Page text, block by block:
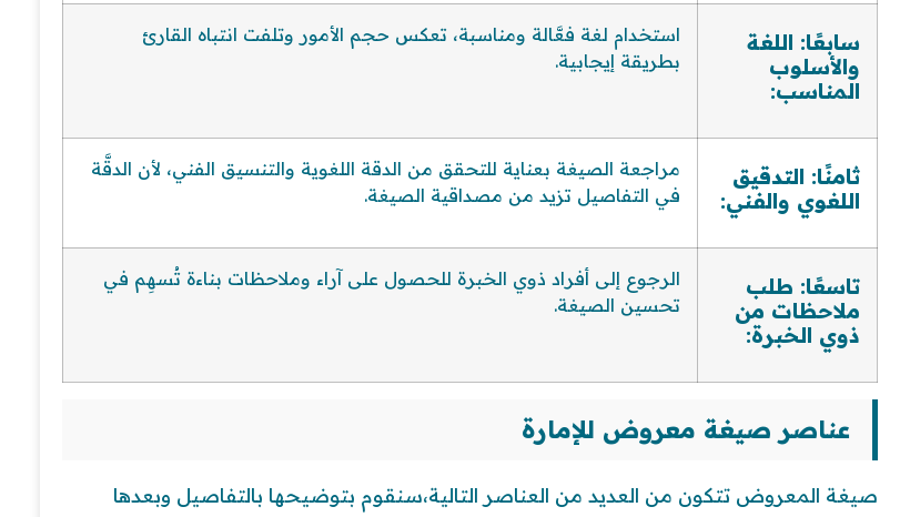
سابعًا: اللغة
والأسلوب
المناسب:
استخدام لغة فعَّالة ومناسبة، تعكس حجم الأمور وتلفت انتباه القارئ
بطريقة إيجابية.
ثامنًا: التدقيق
اللغوي والفني:
مراجعة الصيغة بعناية للتحقق من الدقة اللغوية والتنسيق الفني، لأن الدقَّة
في التفاصيل تزيد من مصداقية الصيغة.
تاسعًا: طلب
ملاحظات من
ذوي الخبرة:
الرجوع إلى أفراد ذوي الخبرة للحصول على آراء وملاحظات بناءة تُسهِم في
تحسين الصيغة.
عناصر صيغة معروض للإمارة
صيغة المعروض تتكون من العديد من العناصر التالية،سنقوم بتوضيحها بالتفاصيل وبعدها